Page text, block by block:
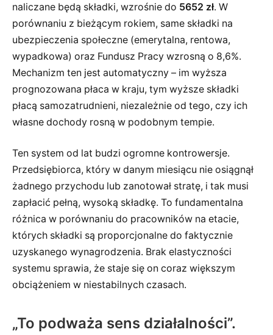
naliczane będą składki, wzrośnie do 5652 zł. W
porównaniu z bieżącym rokiem, same składki na
ubezpieczenia społeczne (emerytalna, rentowa,
wypadkowa) oraz Fundusz Pracy wzrosną o 8,6%.
Mechanizm ten jest automatyczny – im wyższa
prognozowana płaca w kraju, tym wyższe składki
płacą samozatrudnieni, niezależnie od tego, czy ich
własne dochody rosną w podobnym tempie.
Ten system od lat budzi ogromne kontrowersje.
Przedsiębiorca, który w danym miesiącu nie osiągnął
żadnego przychodu lub zanotował stratę, i tak musi
zapłacić pełną, wysoką składkę. To fundamentalna
różnica w porównaniu do pracowników na etacie,
których składki są proporcjonalne do faktycznie
uzyskanego wynagrodzenia. Brak elastyczności
systemu sprawia, że staje się on coraz większym
obciążeniem w niestabilnych czasach.
„To podważa sens działalności”.